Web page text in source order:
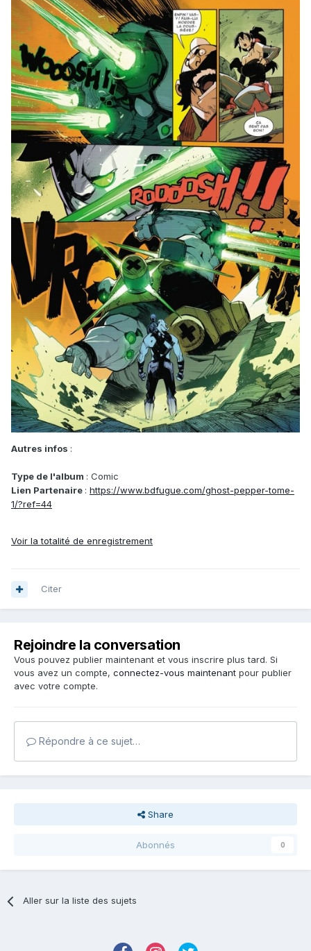
Autres infos :
Type de l'album : Comic
Lien Partenaire : https://www.bdfugue.com/ghost-pepper-tome-
1/?ref=44
Voir la totalité de enregistrement
Citer
Rejoindre la conversation
Vous pouvez publier maintenant et vous inscrire plus tard. Si
vous avez un compte, connectez-vous maintenant pour publier
avec votre compte.
Répondre à ce sujet…
Share
Abonnés 0
Aller sur la liste des sujets